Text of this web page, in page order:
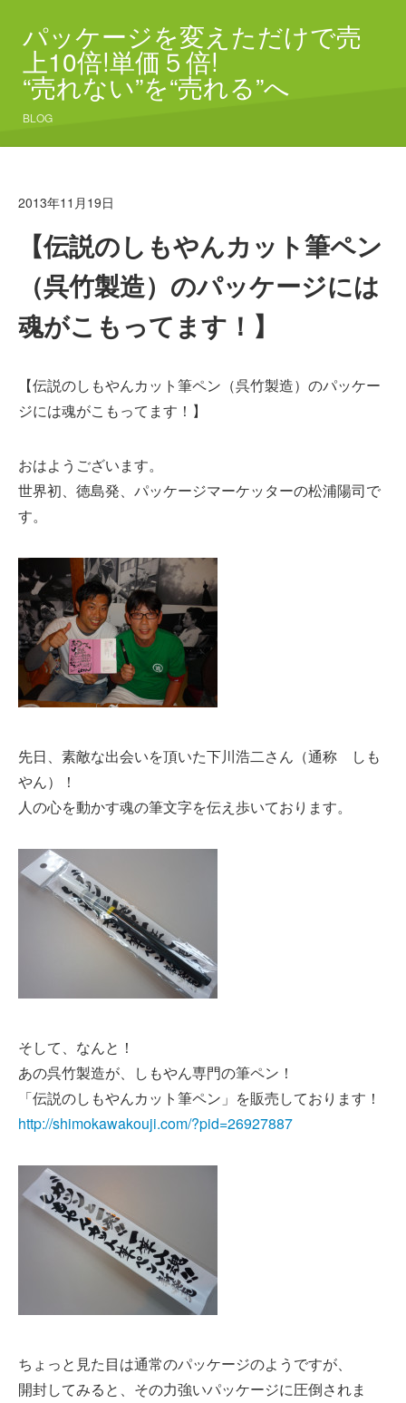
パッケージを変えただけで売
上10倍!単価５倍!
“売れない”を“売れる”へ
BLOG
2013年11月19日
【伝説のしもやんカット筆ペン
（呉竹製造）のパッケージには
魂がこもってます！】
【伝説のしもやんカット筆ペン（呉竹製造）のパッケー
ジには魂がこもってます！】
おはようございます。
世界初、徳島発、パッケージマーケッターの松浦陽司で
す。
先日、素敵な出会いを頂いた下川浩二さん（通称 しも
やん）！
人の心を動かす魂の筆文字を伝え歩いております。
そして、なんと！
あの呉竹製造が、しもやん専門の筆ペン！
「伝説のしもやんカット筆ペン」を販売しております！
http://shimokawakouji.com/?pid=26927887
ちょっと見た目は通常のパッケージのようですが、
開封してみると、その力強いパッケージに圧倒されま